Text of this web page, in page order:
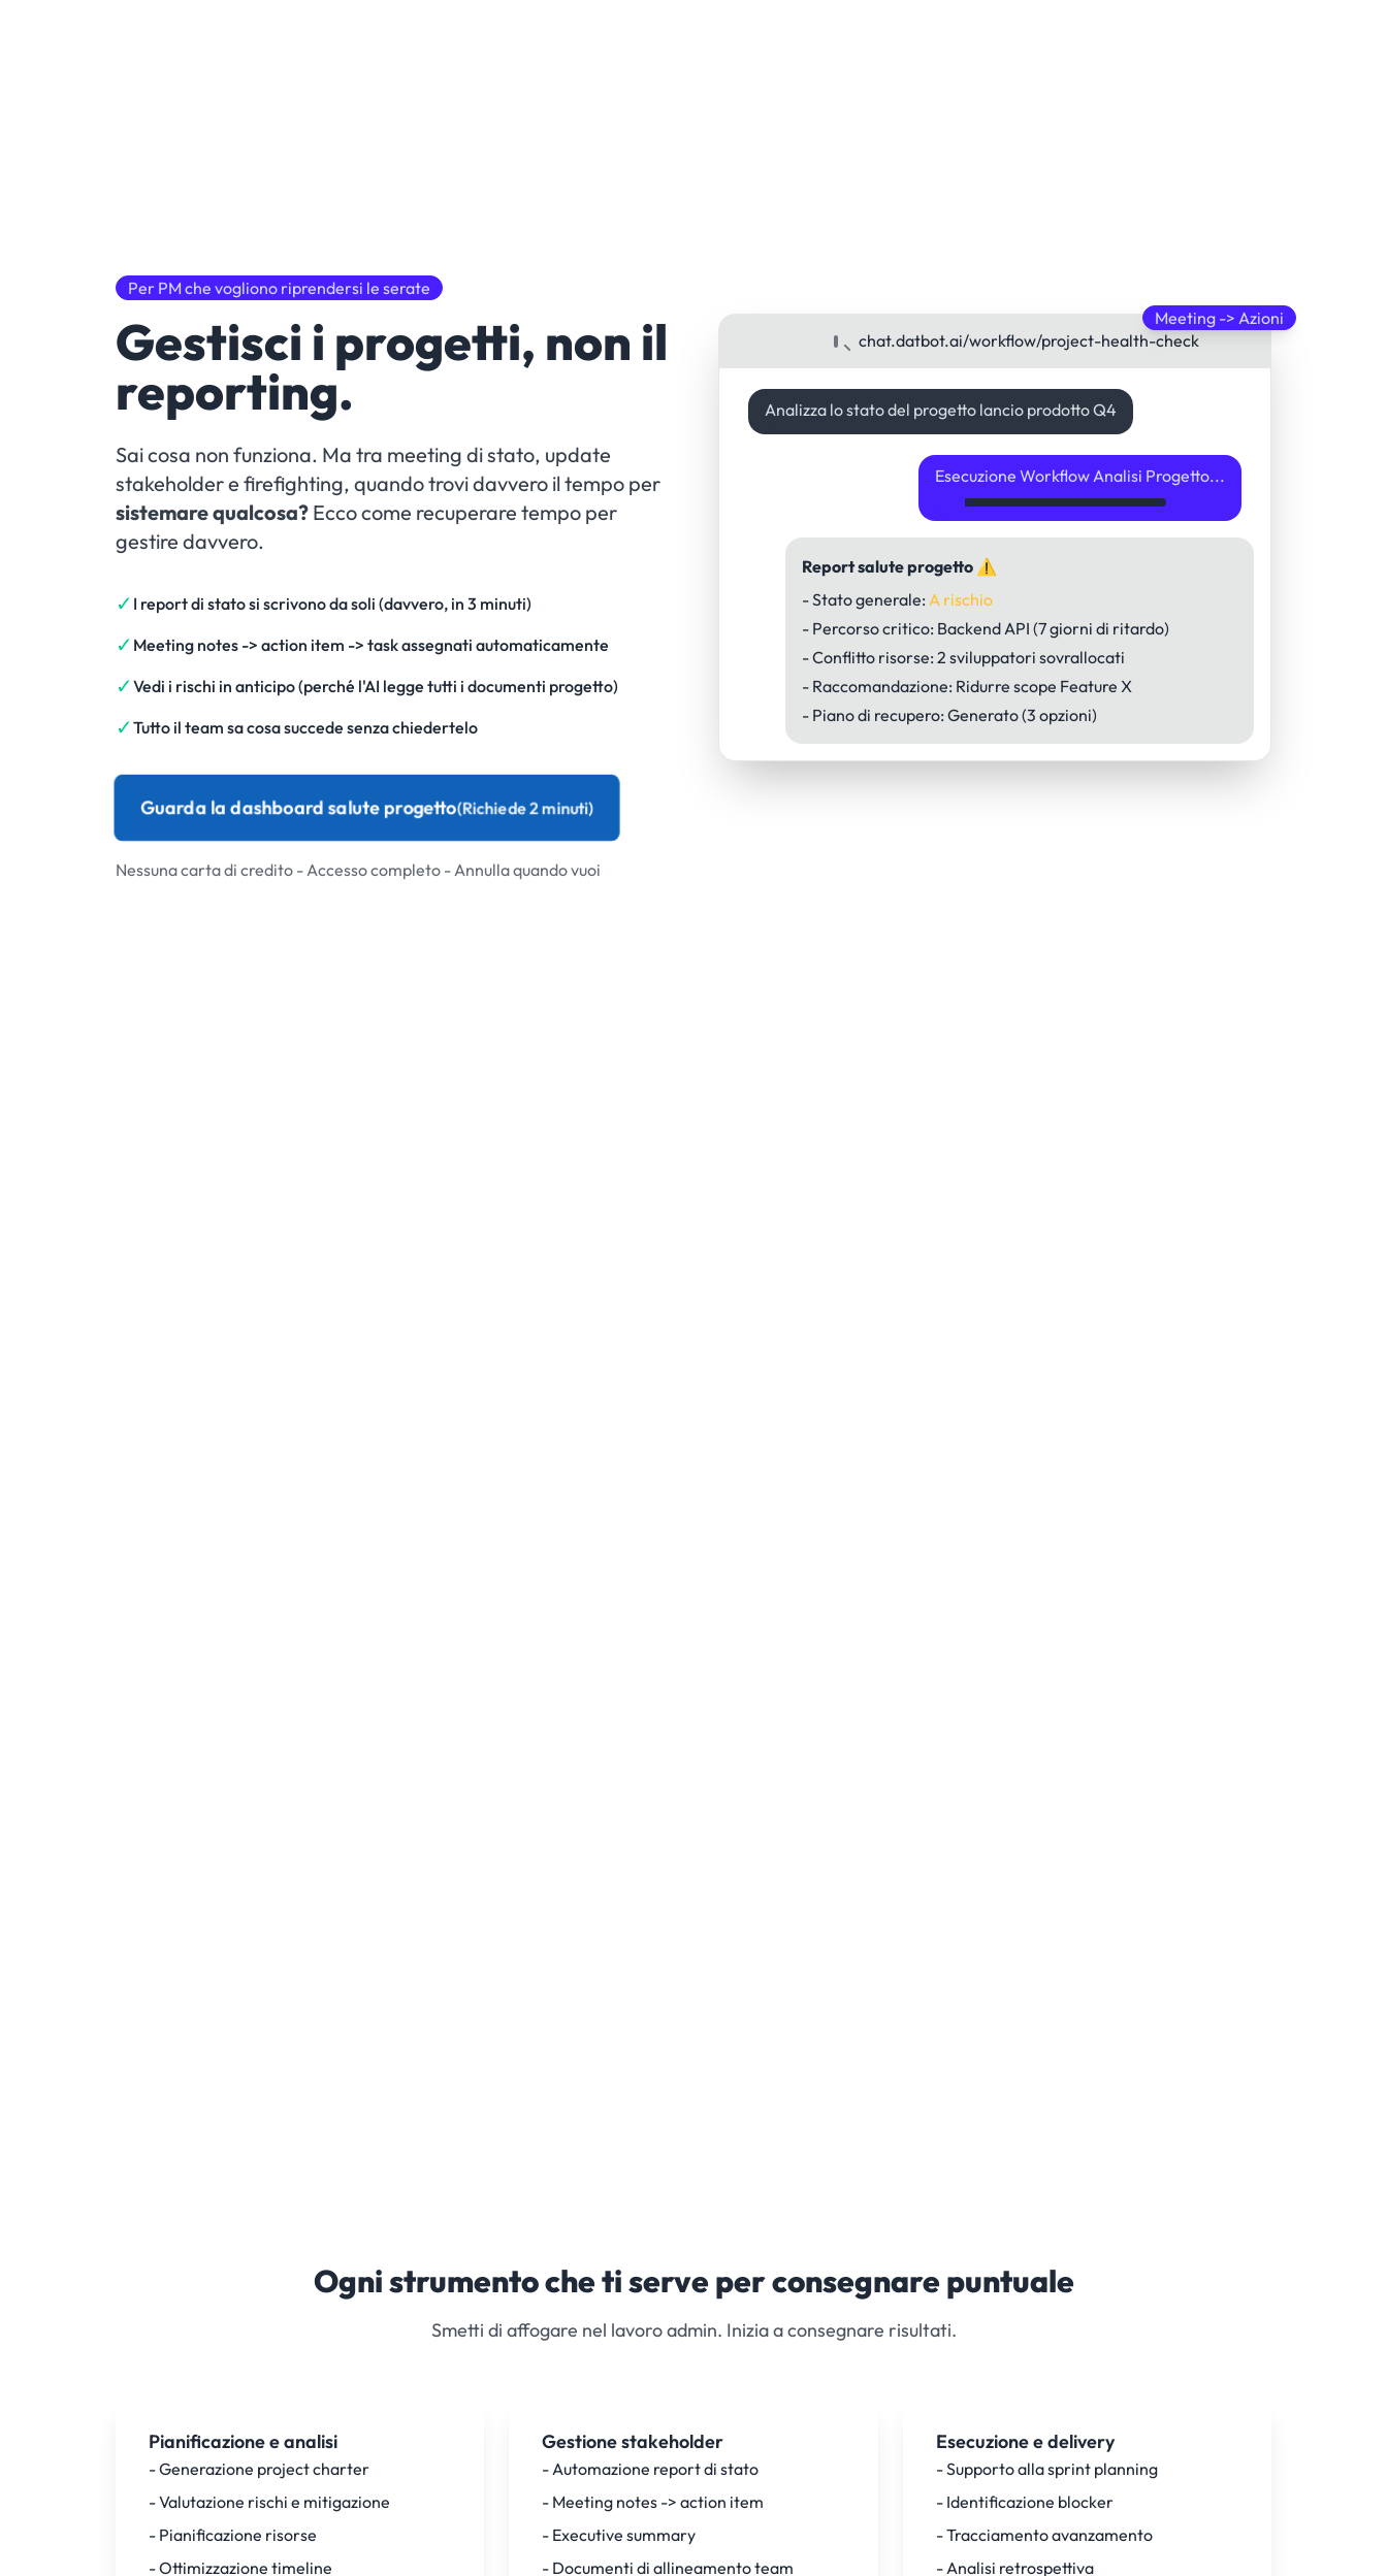
Per PM che vogliono riprendersi le serate
Gestisci i progetti, non il
reporting.
Sai cosa non funziona. Ma tra meeting di stato, update
stakeholder e firefighting, quando trovi davvero il tempo per
sistemare qualcosa? Ecco come recuperare tempo per
gestire davvero.
✓ I report di stato si scrivono da soli (davvero, in 3 minuti)
✓ Meeting notes -> action item -> task assegnati automaticamente
✓Vedi i rischi in anticipo (perché l'AI legge tutti i documenti progetto)
✓Tutto il team sa cosa succede senza chiedertelo
Guarda la dashboard salute progetto(Richiede 2 minuti)
Nessuna carta di credito - Accesso completo - Annulla quando vuoi
chat.datbot.ai/workflow/project-health-check
Analizza lo stato del progetto lancio prodotto Q4
Esecuzione Workflow Analisi Progetto...
Report salute progetto ⚠
- Stato generale: A rischio
- Percorso critico: Backend API (7 giorni di ritardo)
- Conflitto risorse: 2 sviluppatori sovrallocati
- Raccomandazione: Ridurre scope Feature X
- Piano di recupero: Generato (3 opzioni)
Meeting -> Azioni
Ogni strumento che ti serve per consegnare puntuale
Smetti di affogare nel lavoro admin. Inizia a consegnare risultati.
Pianificazione e analisi
- Generazione project charter
- Valutazione rischi e mitigazione
- Pianificazione risorse
- Ottimizzazione timeline
Gestione stakeholder
- Automazione report di stato
- Meeting notes -> action item
- Executive summary
- Documenti di allineamento team
Esecuzione e delivery
- Supporto alla sprint planning
- Identificazione blocker
- Tracciamento avanzamento
- Analisi retrospettiva